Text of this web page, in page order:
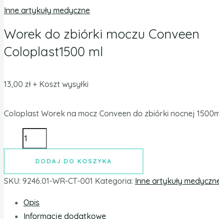
Inne artykuły medyczne
Worek do zbiórki moczu Conveen
Coloplast1500 ml
13,00 zł + Koszt wysyłki
Coloplast Worek na mocz Conveen do zbiórki nocnej
DODAJ DO KOSZYKA
SKU: 9246.01-WR-CT-001 Kategoria: Inne artykuły
Opis
Informacje dodatkowe